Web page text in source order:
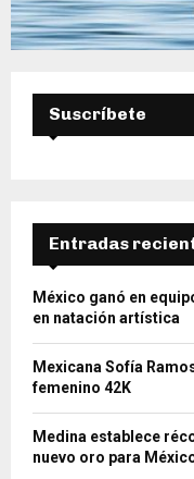
Suscríbete
Entradas
México ganó en
en natación artística
Mexicana Sofía
femenino 42K
Medina establece
nuevo oro para